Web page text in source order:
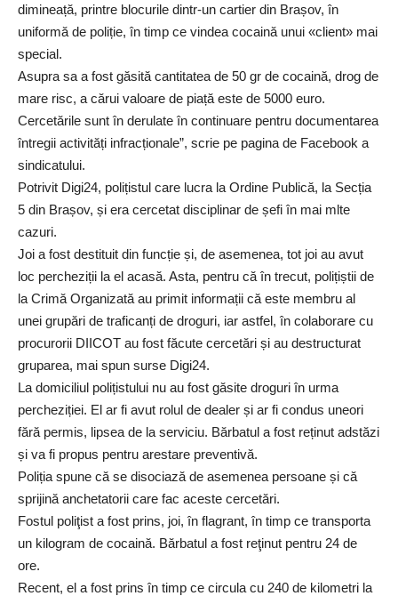
dimineață, printre blocurile dintr-un cartier din Brașov, în
uniformă de poliție, în timp ce vindea cocaină unui «client» mai
special.
Asupra sa a fost găsită cantitatea de 50 gr de cocaină, drog de
mare risc, a cărui valoare de piață este de 5000 euro.
Cercetările sunt în derulate în continuare pentru documentarea
întregii activități infracționale”, scrie pe pagina de Facebook a
sindicatului.
Potrivit Digi24, polițistul care lucra la Ordine Publică, la Secția
5 din Brașov, și era cercetat disciplinar de șefi în mai mlte
cazuri.
Joi a fost destituit din funcție și, de asemenea, tot joi au avut
loc percheziții la el acasă. Asta, pentru că în trecut, polițiștii de
la Crimă Organizată au primit informații că este membru al
unei grupări de traficanți de droguri, iar astfel, în colaborare cu
procurorii DIICOT au fost făcute cercetări și au destructurat
gruparea, mai spun surse Digi24.
La domiciliul polițistului nu au fost găsite droguri în urma
percheziției. El ar fi avut rolul de dealer și ar fi condus uneori
fără permis, lipsea de la serviciu. Bărbatul a fost reținut adstăzi
și va fi propus pentru arestare preventivă.
Poliția spune că se disociază de asemenea persoane și că
sprijină anchetatorii care fac aceste cercetări.
Fostul poliţist a fost prins, joi, în flagrant, în timp ce transporta
un kilogram de cocaină. Bărbatul a fost reţinut pentru 24 de
ore.
Recent, el a fost prins în timp ce circula cu 240 de kilometri la